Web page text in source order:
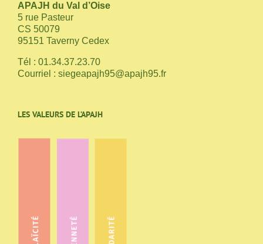
APAJH du Val d’Oise
5 rue Pasteur
CS 50079
95151 Taverny Cedex
Tél : 01.34.37.23.70
Courriel : siegeapajh95@apajh95.fr
LES VALEURS DE L’APAJH